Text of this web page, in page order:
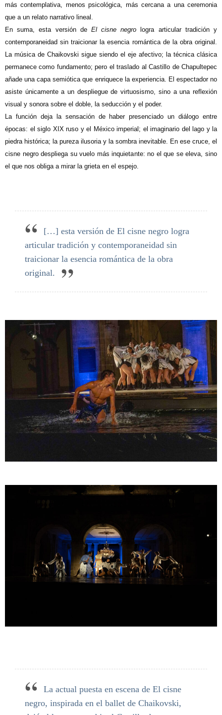
más contemplativa, menos psicológica, más cercana a una ceremonia
que a un relato narrativo lineal.
En suma, esta versión de El cisne negro logra articular tradición y
contemporaneidad sin traicionar la esencia romántica de la obra original.
La música de Chaikovski sigue siendo el eje afectivo; la técnica clásica
permanece como fundamento; pero el traslado al Castillo de Chapultepec
añade una capa semiótica que enriquece la experiencia. El espectador no
asiste únicamente a un despliegue de virtuosismo, sino a una reflexión
visual y sonora sobre el doble, la seducción y el poder.
La función deja la sensación de haber presenciado un diálogo entre
épocas: el siglo XIX ruso y el México imperial; el imaginario del lago y la
piedra histórica; la pureza ilusoria y la sombra inevitable. En ese cruce, el
cisne negro despliega su vuelo más inquietante: no el que se eleva, sino
el que nos obliga a mirar la grieta en el espejo.
[…] esta versión de El cisne negro logra
articular tradición y contemporaneidad sin
traicionar la esencia romántica de la obra
original.
La actual puesta en escena de El cisne
negro, inspirada en el ballet de Chaikovski,